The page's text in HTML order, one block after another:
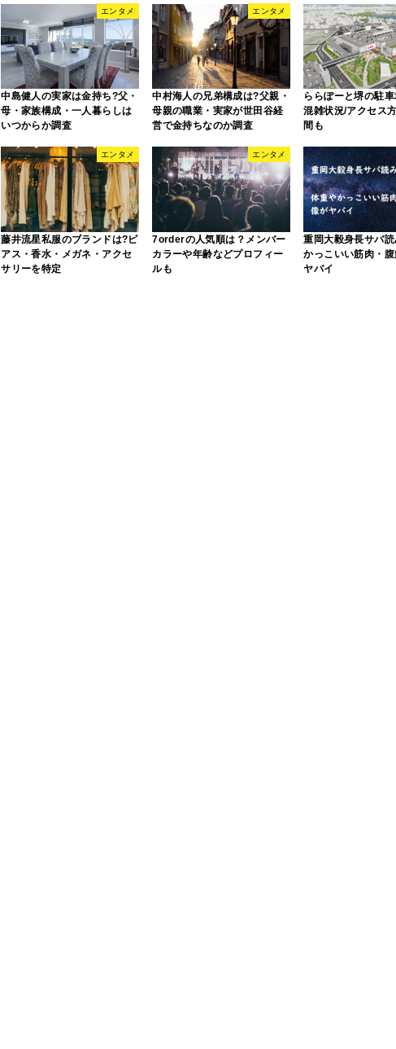
エンタメ
中島健人の実家は金持ち?父・
母・家族構成・一人暮らしは
いつからか調査
エンタメ
中村海人の兄弟構成は?父親・
母親の職業・実家が世田谷経
営で金持ちなのか調査
ららぽーと堺の駐
混雑状況/アクセス
間も
エンタメ
藤井流星私服のブランドは?ピ
アス・香水・メガネ・アクセ
サリーを特定
エンタメ
7orderの人気順は？メンバー
カラーや年齢などプロフィー
ルも
重岡大毅身長サバ
かっこいい筋肉・
ヤバイ